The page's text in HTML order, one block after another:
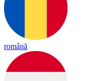
română